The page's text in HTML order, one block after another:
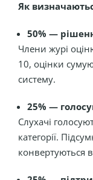
Як
50% —
Члени журі
10, оцінки
систему.
25% —
Слухачі
категорії.
конвертуються